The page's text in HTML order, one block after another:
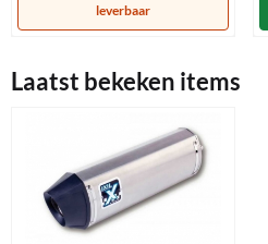
leverbaar
Laatst bekeken items